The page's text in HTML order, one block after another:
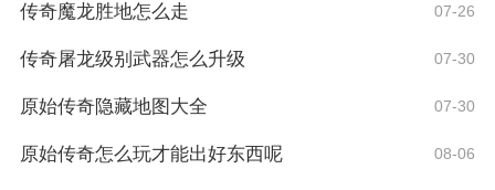
传奇魔龙胜地怎么走 07-26
传奇屠龙级别武器怎么升级 07-30
原始传奇隐藏地图大全 07-30
原始传奇怎么玩才能出好东西呢 08-06